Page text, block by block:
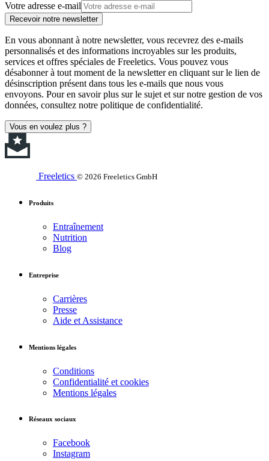
Votre adresse e-mail
Recevoir notre newsletter
En vous abonnant à notre newsletter, vous recevrez des e-mails
personnalisés et des informations incroyables sur les produits,
services et offres spéciales de Freeletics. Vous pouvez vous
désabonner à tout moment de la newsletter en cliquant sur le lien de
désinscription présent dans tous les e-mails que nous vous
envoyons. Pour en savoir plus sur le sujet et sur notre gestion de vos
données, consultez notre politique de confidentialité.
Vous en voulez plus ?
Freeletics © 2026 Freeletics GmbH
Produits
Entraînement
Nutrition
Blog
Entreprise
Carrières
Presse
Aide et Assistance
Mentions légales
Conditions
Confidentialité et cookies
Mentions légales
Réseaux sociaux
Facebook
Instagram